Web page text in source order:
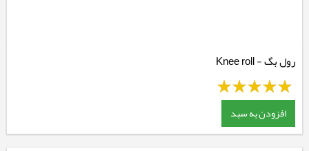
رول بگ - Knee roll
افزودن به سبد